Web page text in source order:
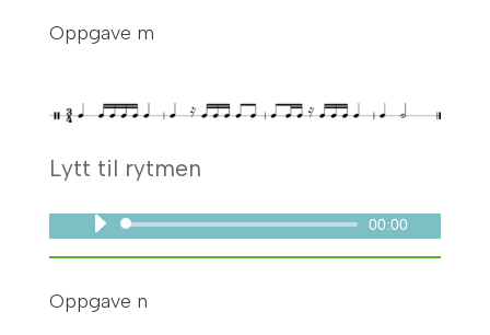
Oppgave m
Lytt til rytmen
Lydavspiller 00:00
Oppgave n